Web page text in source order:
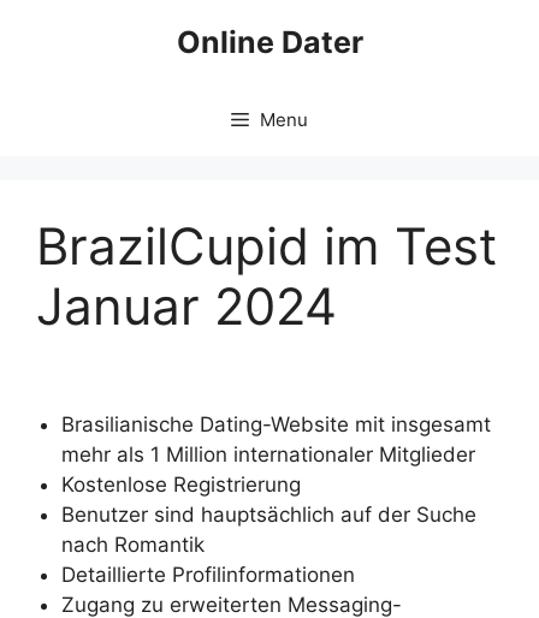
Online Dater
Menu
BrazilCupid im Test
Januar 2024
Brasilianische Dating-Website mit insgesamt
mehr als 1 Million internationaler Mitglieder
Kostenlose Registrierung
Benutzer sind hauptsächlich auf der Suche
nach Romantik
Detaillierte Profilinformationen
Zugang zu erweiterten Messaging-